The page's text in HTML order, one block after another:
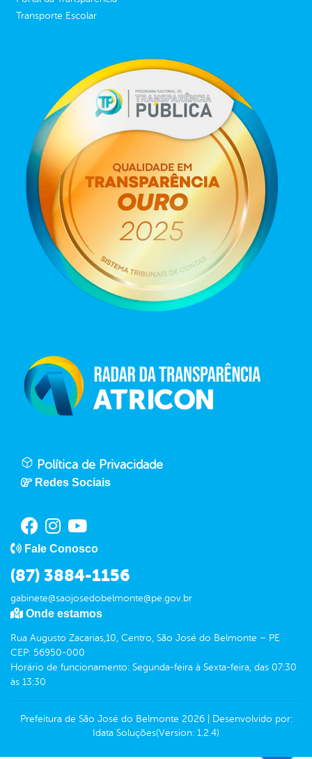
Transporte Escolar
Política de Privacidade
Redes Sociais
Fale Conosco
(87) 3884-1156
gabinete@saojosedobelmonte@pe.gov.br
Onde estamos
Rua Augusto Zacarias,10, Centro, São José do Belmonte – PE
CEP: 56950-000
Horário de funcionamento: Segunda-feira à Sexta-feira, das 07:30
às 13:30
Prefeitura de São José do Belmonte 2026|
Desenvolvido por:
Idata Soluções(Version: 1.2.4)